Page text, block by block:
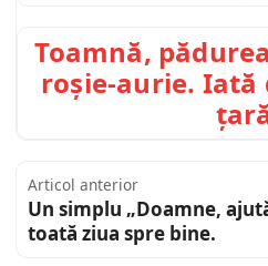
Toamnă,
roșie-aurie. Iată
Articol anterior
Un simplu „Doamne,
toată ziua spre bine.